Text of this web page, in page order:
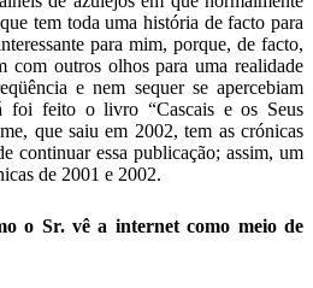
tem toda uma história de facto para
para mim, porque, de facto,
com outros olhos para uma realidade
e nem sequer se apercebiam
foi feito o livro “Cascais e os Seus
que saiu em 2002, tem as crónicas
continuar essa publicação; assim, um
de 2001 e 2002.
o Sr. vê a internet como meio de